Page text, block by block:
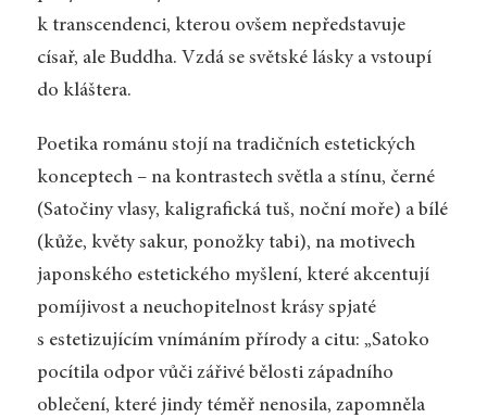
k transcendenci, kterou ovšem nepředstavuje
císař, ale Buddha. Vzdá se světské lásky a vstoupí
do kláštera.
Poetika románu stojí na tradičních estetických
konceptech – na kontrastech světla a stínu, černé
(Satočiny vlasy, kaligrafická tuš, noční moře) a bílé
(kůže, květy sakur, ponožky tabi), na motivech
japonského estetického myšlení, které akcentují
pomíjivost a neuchopitelnost krásy spjaté
s estetizujícím vnímáním přírody a citu: „Satoko
pocítila odpor vůči zářivé bělosti západního
oblečení, které jindy téměř nenosila, zapomněla